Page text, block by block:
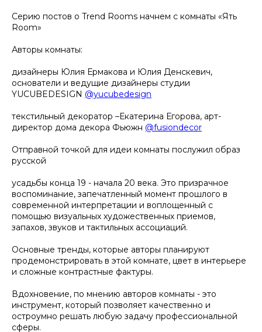
Серию постов о Trend Rooms начнем с комнаты «Ять
Room»
Авторы комнаты:
дизайнеры Юлия Ермакова и Юлия Денскевич,
основатели и ведущие дизайнеры студии
YUCUBEDESIGN @yucubedesign
текстильный декоратор –Екатерина Егорова, арт-
директор дома декора Фьюжн @fusiondecor
Отправной точкой для идеи комнаты послужил образ
русской
усадьбы конца 19 - начала 20 века. Это призрачное
воспоминание, запечатленный момент прошлого в
современной интерпретации и воплощенный с
помощью визуальных художественных приемов,
запахов, звуков и тактильных ассоциаций.
Основные тренды, которые авторы планируют
продемонстрировать в этой комнате, цвет в интерьере
и сложные контрастные фактуры.
Вдохновение, по мнению авторов комнаты - это
инструмент, который позволяет качественно и
остроумно решать любую задачу профессиональной
сферы.